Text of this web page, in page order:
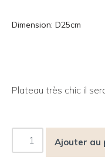
Dimension: D25cm
Plateau très chic il
Ajouter au